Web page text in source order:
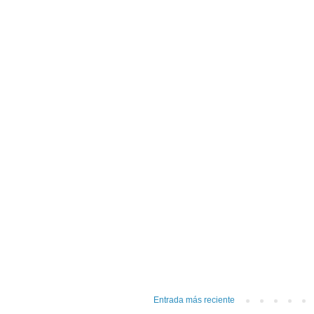
Entrada más reciente